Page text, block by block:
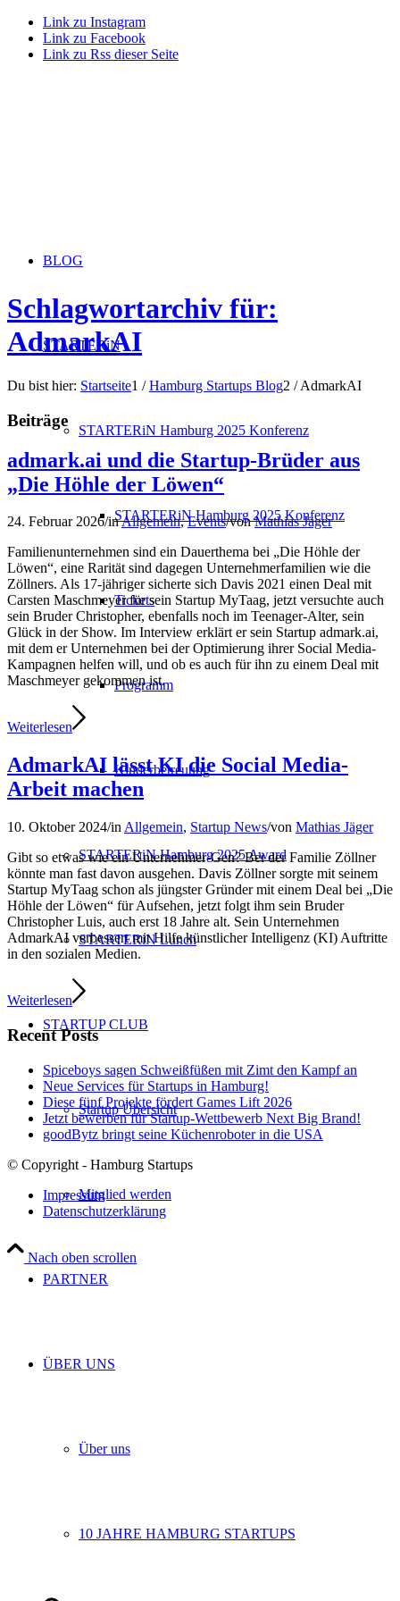
Link zu Instagram
Link zu Facebook
Link zu Rss dieser Seite
BLOG
STARTERiN
STARTERiN Hamburg 2025 Konferenz
STARTERiN Hamburg 2025 Konferenz
Tickets
Programm
Kinderbetreuung
STARTERiN Hamburg 2025 Award
STARTERiN Lunch
STARTUP CLUB
Startup Übersicht
Mitglied werden
PARTNER
ÜBER UNS
Über uns
10 JAHRE HAMBURG STARTUPS
Schlagwortarchiv für:
AdmarkAI
Du bist hier: Startseite1 / Hamburg Startups Blog2 / AdmarkAI
Beiträge
admark.ai und die Startup-Brüder aus
„Die Höhle der Löwen“
24. Februar 2026/inAllgemein,Events/vonMathias Jäger
Familienunternehmen sind ein Dauerthema bei „Die Höhle der
Löwen“, eine Rarität sind dagegen Unternehmerfamilien wie die
Zöllners. Als 17-jähriger sicherte sich Davis 2021 einen Deal mit
Carsten Maschmeyer für sein Startup MyTaag, jetzt versuchte auch
sein Bruder Christopher, ebenfalls noch im Teenager-Alter, sein
Glück in der Show. Im Interview erklärt er sein Startup admark.ai,
mit dem er Unternehmen bei der Optimierung ihrer Social Media-
Kampagnen helfen will, und ob es auch für ihn zu einem Deal mit
Maschmeyer gekommen ist.
Weiterlesen
AdmarkAI lässt KI die Social Media-
Arbeit machen
10. Oktober 2024/in Allgemein, Startup News/von Mathias Jäger
Gibt so etwas wie ein Unternehmer-Gen? Bei der Familie Zöllner
könnte man fast davon ausgehen. Davis Zöllner sorgte mit seinem
Startup MyTaag schon als jüngster Gründer mit einem Deal bei „Die
Höhle der Löwen“ für Aufsehen, jetzt folgt ihm sein Bruder
Christopher Luis, auch erst 18 Jahre alt. Sein Unternehmen
AdmarkAI verbessert mit Hilfe künstlicher Intelligenz (KI) Auftritte
in den sozialen Medien.
Weiterlesen
Recent Posts
Spiceboys sagen Schweißfüßen mit Zimt den Kampf an
Neue Services für Startups in Hamburg!
Diese fünf Projekte fördert Games Lift 2026
Jetzt bewerben für Startup-Wettbewerb Next Big Brand!
goodBytz bringt seine Küchenroboter in die USA
© Copyright - Hamburg Startups
Impressum
Datenschutzerklärung
Nach oben scrollen